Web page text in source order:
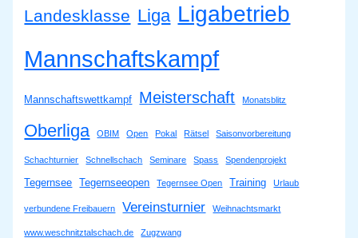
Landesklasse Liga Ligabetrieb
Mannschaftskampf
Mannschaftswettkampf Meisterschaft Monatsblitz
Oberliga OBIM Open Pokal Rätsel Saisonvorbereitung
Schachturnier Schnellschach Seminare Spass Spendenprojekt
Tegernsee Tegernseeopen Tegernsee Open Training Urlaub
verbundene Freibauern Vereinsturnier Weihnachtsmarkt
www.weschnitztalschach.de Zugzwang